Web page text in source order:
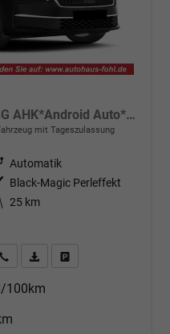
Selection Kombi 1.5 TSI DSG AHK*Android Auto*ACC*SHZ*E-Heck*Keyless*Kamera*2Z Klimaauto
mit Tageszulassung
Automatik
Black-Magic Perleffekt
Kilometerstand 25 km
Angebot anfordern
Fahrzeugexpose (PDF)
100km